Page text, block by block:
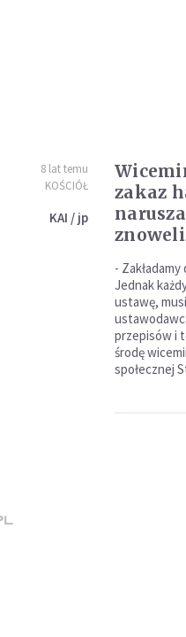
8 lat temu
KOŚCIÓŁ
KAI / jp
zakaz
-
Jednak
ustawę,
przepisów i
środę
społecznej